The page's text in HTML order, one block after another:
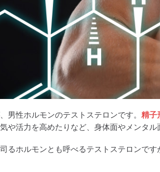
男性ホルモンのテストステロンです。 精子
や活力を高めたりなど、身体面やメンタ
るホルモンとも呼べるテストステロンです